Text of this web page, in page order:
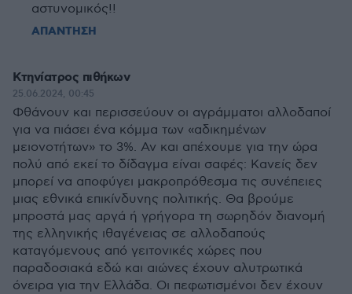
αστυνομικός!!
ΑΠΑΝΤΗΣΗ
Κτηνίατρος πιθήκων
25.06.2024, 00:45
Φθάνουν και περισσεύουν οι αγράμματοι αλλοδαποί
για να πιάσει ένα κόμμα των «αδικημένων
μειονοτήτων» το 3%. Αν και απέχουμε για την ώρα
πολύ από εκεί το δίδαγμα είναι σαφές: Κανείς δεν
μπορεί να αποφύγει μακροπρόθεσμα τις συνέπειες
μιας εθνικά επικίνδυνης πολιτικής. Θα βρούμε
μπροστά μας αργά ή γρήγορα τη σωρηδόν διανομή
της ελληνικής ιθαγένειας σε αλλοδαπούς
καταγόμενους από γειτονικές χώρες που
παραδοσιακά εδώ και αιώνες έχουν αλυτρωτικά
όνειρα για την Ελλάδα. Οι πεφωτισμένοι δεν έχουν